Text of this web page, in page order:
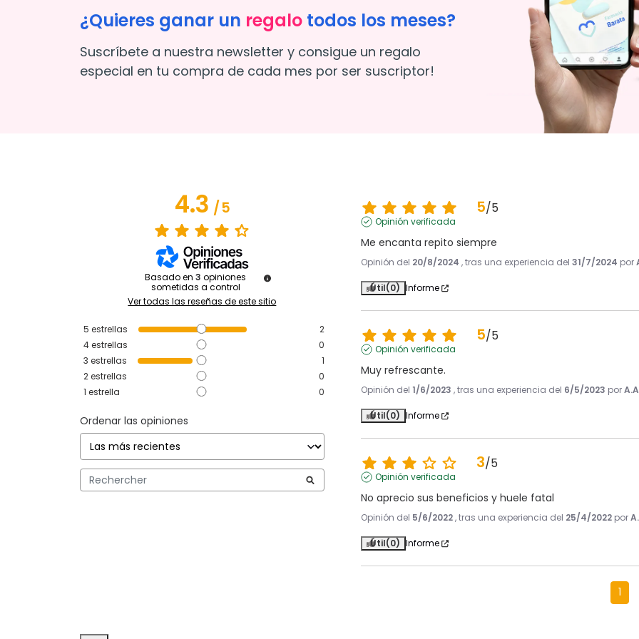
¿Quieres ganar un regalo todos los meses?
Suscríbete a nuestra newsletter y consigue un regalo
especial en tu compra de cada mes por ser suscriptor!
4.3/5
Basado en3 opiniones
sometidas a control
Ver todas las reseñas de este sitio
5 estrellas
2
4estrellas
0
3 estrellas
1
2estrellas
0
1 estrella 0
Ordenar las opiniones
5/5
Opinión verificada
Me encanta repito siempre
Opinión del 20/8/2024 , tras una experiencia del31/7/2024 por
Útil(0) Informe
5/5
Opinión verificada
Muy refrescante.
Opinión del 1/6/2023 , tras una experiencia del 6/5/2023 por
Útil(0) Informe
3/5
Opinión verificada
No aprecio sus beneficios y huele fatal
Opinión del 5/6/2022, tras una experiencia del 25/4/2022 por
Útil(0) Informe
1